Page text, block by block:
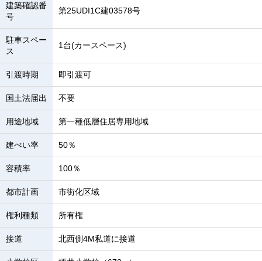
建築確認番
号
第25UDI1C建03578号
駐車スペー
ス
1台(カースペース)
引渡時期 即引渡可
国土法届出 不要
用途地域 第一種低層住居専用地域
建ぺい率 50％
容積率 100％
都市計画 市街化区域
権利種類 所有権
接道 北西側4M私道に接道